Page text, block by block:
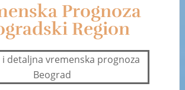
Prognoza
Region